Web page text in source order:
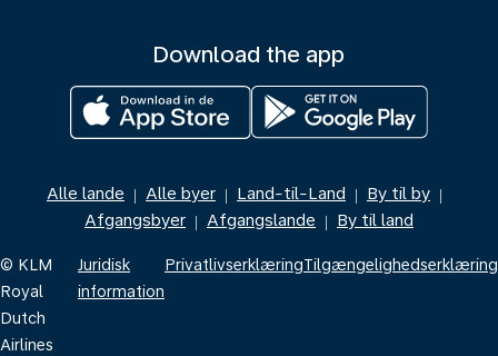
Download the app
Alle lande | Alle byer | Land-til-Land | By til by |
Afgangsbyer | Afgangslande | By til land
© KLM
Royal
Dutch
Airlines
Juridisk
information
PrivatlivserklæringTilgængelighedserklæring